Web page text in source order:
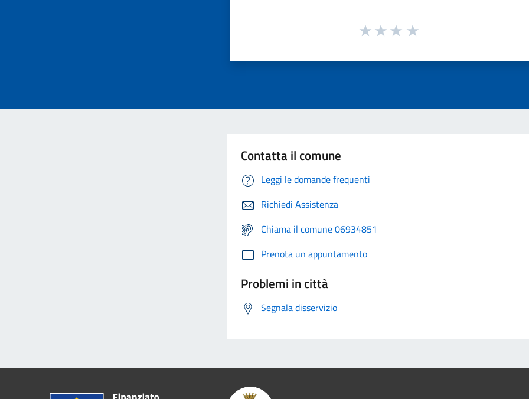
Contatta il comune
Leggi le domande frequenti
Richiedi Assistenza
Chiama il comune 06934851
Prenota un appuntamento
Problemi in città
Segnala disservizio